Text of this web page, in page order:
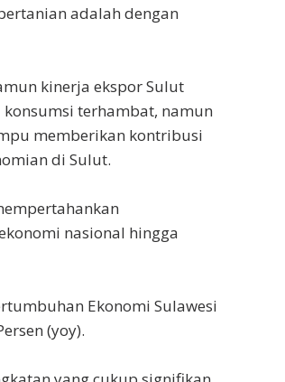
adalah dengan
kinerja ekspor Sulut
terhambat, namun
memberikan kontribusi
di Sulut.
nasional hingga
Ekonomi Sulawesi
(yoy).